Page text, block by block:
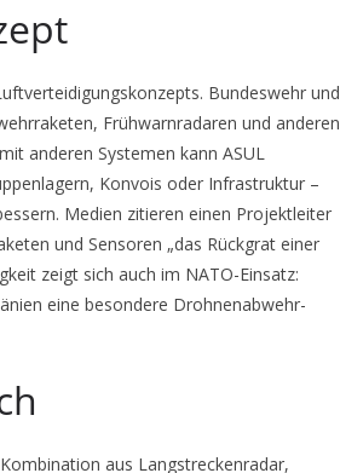
Bundeswehr und
Frühwarnradaren und anderen
anderen Systemen kann ASUL
Konvois oder Infrastruktur –
Medien zitieren einen Projektleiter
und Sensoren „das Rückgrat einer
zeigt sich auch im NATO-Einsatz:
eine besondere Drohnenabwehr-
aus Langstreckenradar,